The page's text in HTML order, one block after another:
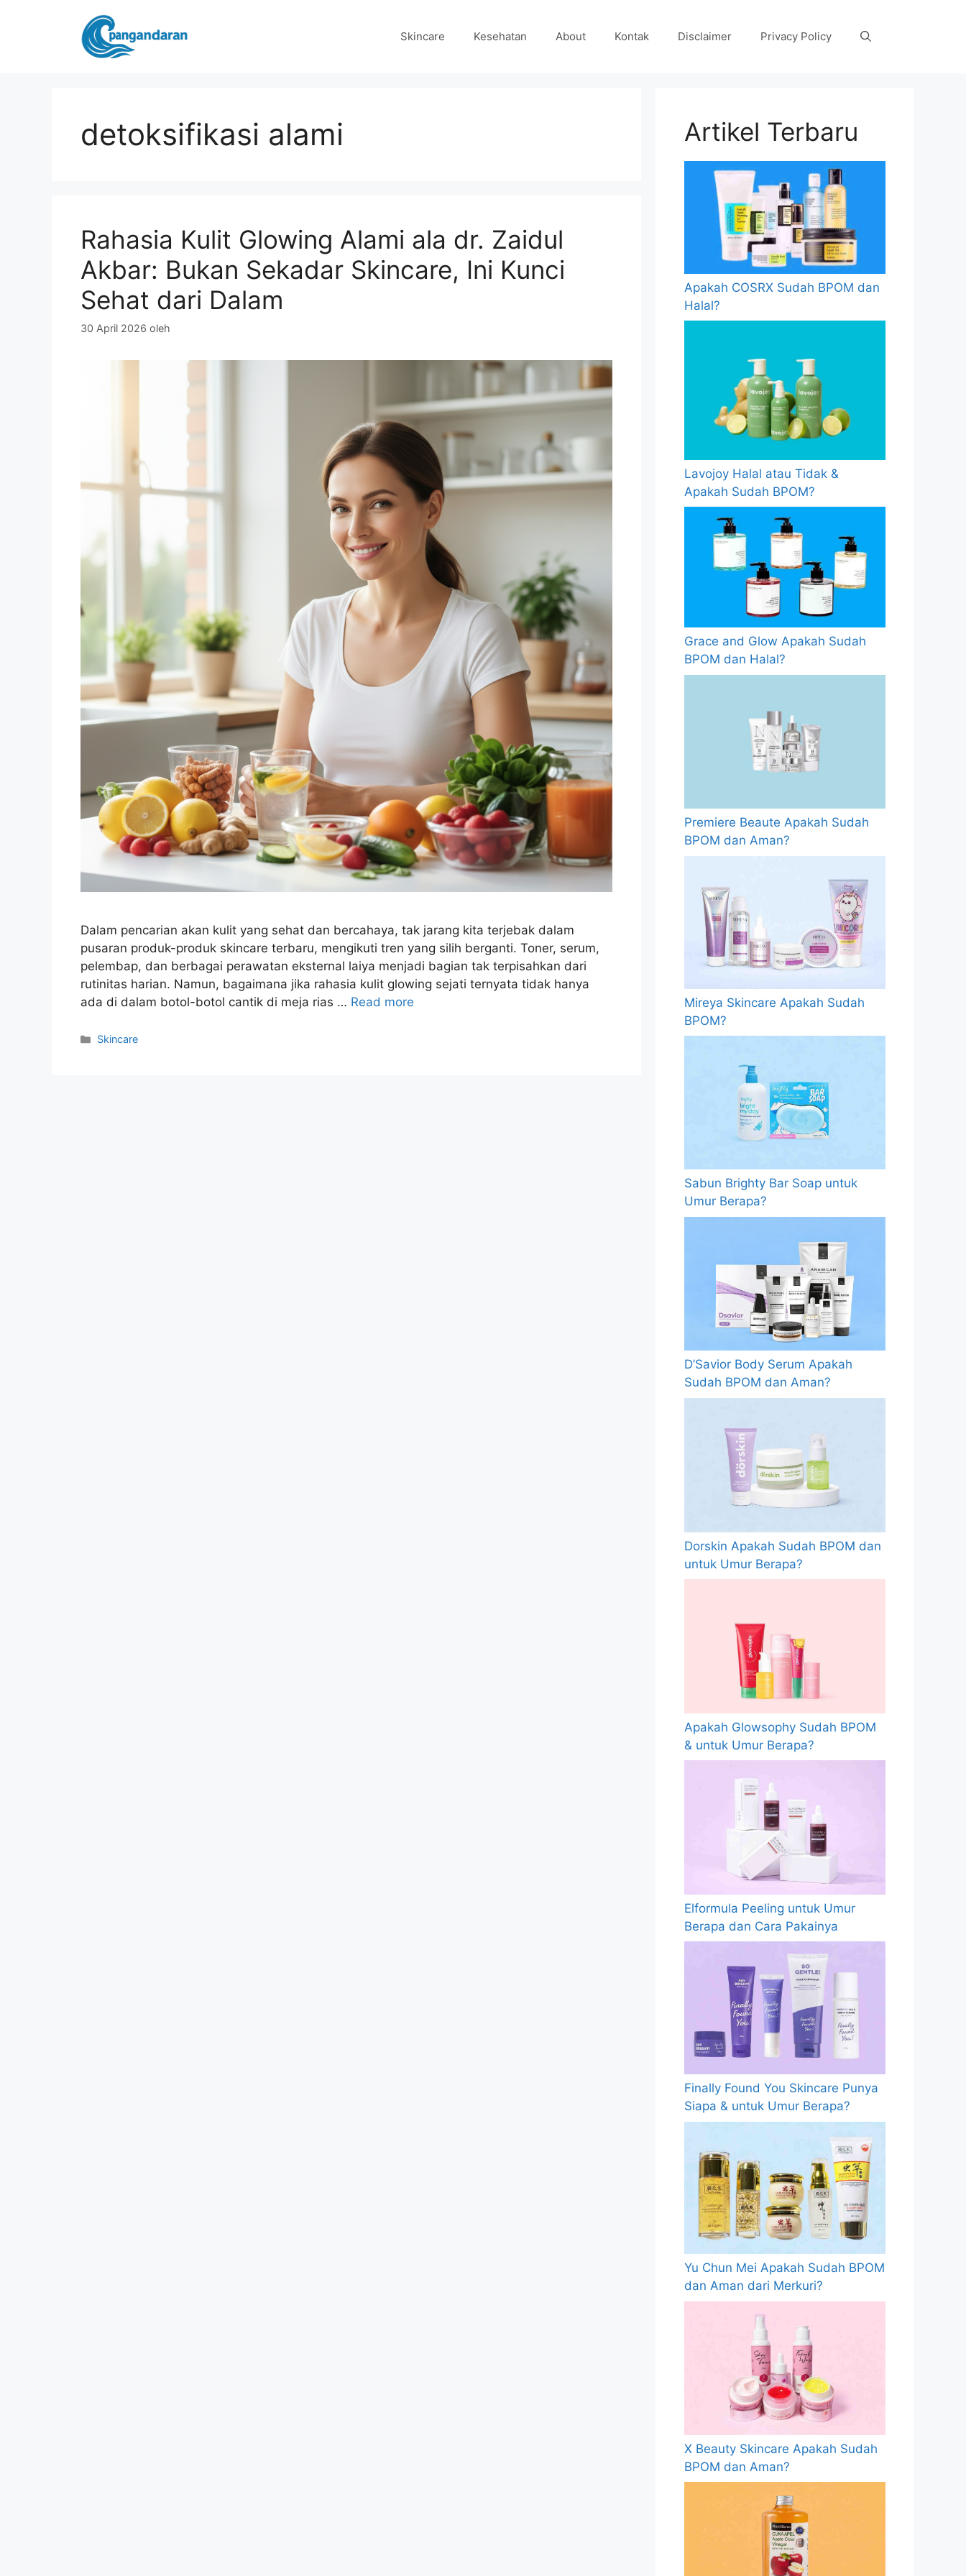
Skincare Kesehatan About Kontak Disclaimer Privacy Policy
detoksifikasi alami
Rahasia Kulit Glowing Alami ala dr. Zaidul
Akbar: Bukan Sekadar Skincare, Ini Kunci
Sehat dari Dalam
30 April 2026 oleh
Dalam pencarian akan kulit yang sehat dan bercahaya, tak jarang kita terjebak dalam
pusaran produk-produk skincare terbaru, mengikuti tren yang silih berganti. Toner, serum,
pelembap, dan berbagai perawatan eksternal laiya menjadi bagian tak terpisahkan dari
rutinitas harian. Namun, bagaimana jika rahasia kulit glowing sejati ternyata tidak hanya
ada di dalam botol-botol cantik di meja rias … Read more
Kategori
Skincare
Artikel Terbaru
Apakah COSRX Sudah BPOM dan
Halal?
Lavojoy Halal atau Tidak &
Apakah Sudah BPOM?
Grace and Glow Apakah Sudah
BPOM dan Halal?
Premiere Beaute Apakah Sudah
BPOM dan Aman?
Mireya Skincare Apakah Sudah
BPOM?
Sabun Brighty Bar Soap untuk
Umur Berapa?
D’Savior Body Serum Apakah
Sudah BPOM dan Aman?
Dorskin Apakah Sudah BPOM dan
untuk Umur Berapa?
Apakah Glowsophy Sudah BPOM
& untuk Umur Berapa?
Elformula Peeling untuk Umur
Berapa dan Cara Pakainya
Finally Found You Skincare Punya
Siapa & untuk Umur Berapa?
Yu Chun Mei Apakah Sudah BPOM
dan Aman dari Merkuri?
X Beauty Skincare Apakah Sudah
BPOM dan Aman?